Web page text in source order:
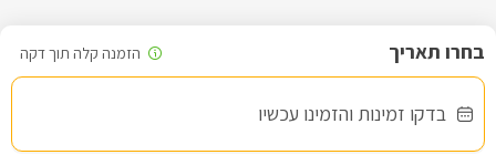
בדקו זמינות והזמינו עכשיו